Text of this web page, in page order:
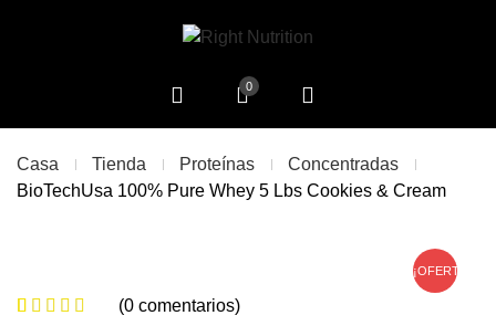
0
Casa Tienda Proteínas
Concentradas
BioTechUsa 100% Pure Whey 5 Lbs Cookies & Cream
¡OFERTA!
(0 comentarios)